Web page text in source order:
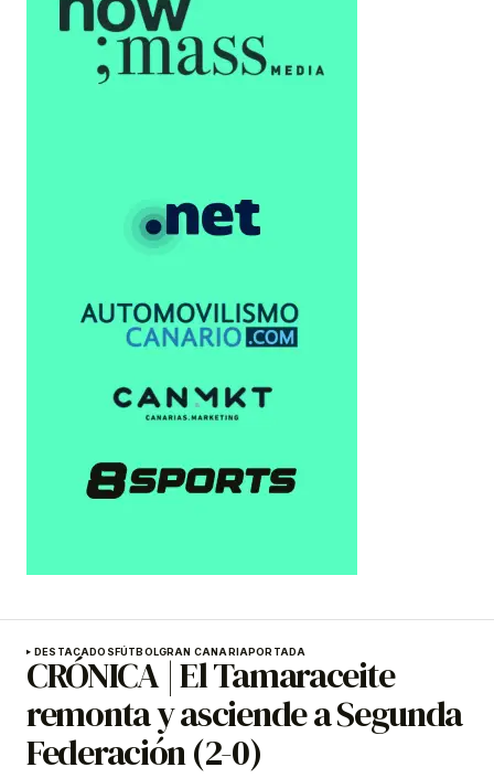
DESTACADOSFÚTBOLGRAN CANARIAPORTADA
CRÓNICA | El Tamaraceite
remonta y asciende a Segunda
Federación (2-0)